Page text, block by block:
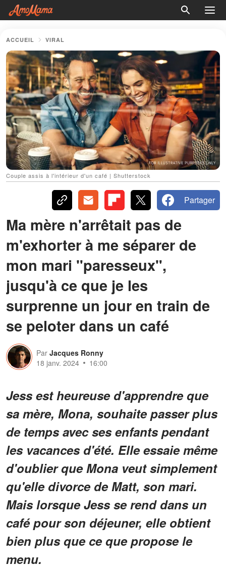
ACCUEIL VIRAL
Couple assis à l'intérieur d'un café | Shutterstock
Partager
Ma mère n'arrêtait pas de
m'exhorter à me séparer de
mon mari "paresseux",
jusqu'à ce que je les
surprenne un jour en train de
se peloter dans un café
Par Jacques Ronny
18 janv. 2024
16:00
Jess est heureuse d'apprendre que
sa mère, Mona, souhaite passer plus
de temps avec ses enfants pendant
les vacances d'été. Elle essaie même
d'oublier que Mona veut simplement
qu'elle divorce de Matt, son mari.
Mais lorsque Jess se rend dans un
café pour son déjeuner, elle obtient
bien plus que ce que propose le
menu.